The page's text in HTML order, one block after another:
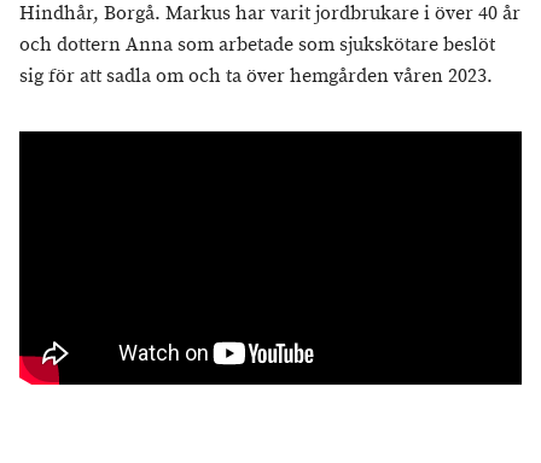
Hindhår, Borgå. Markus har varit jordbrukare i över 40 år
och dottern Anna som arbetade som sjukskötare beslöt
sig för att sadla om och ta över hemgården våren 2023.